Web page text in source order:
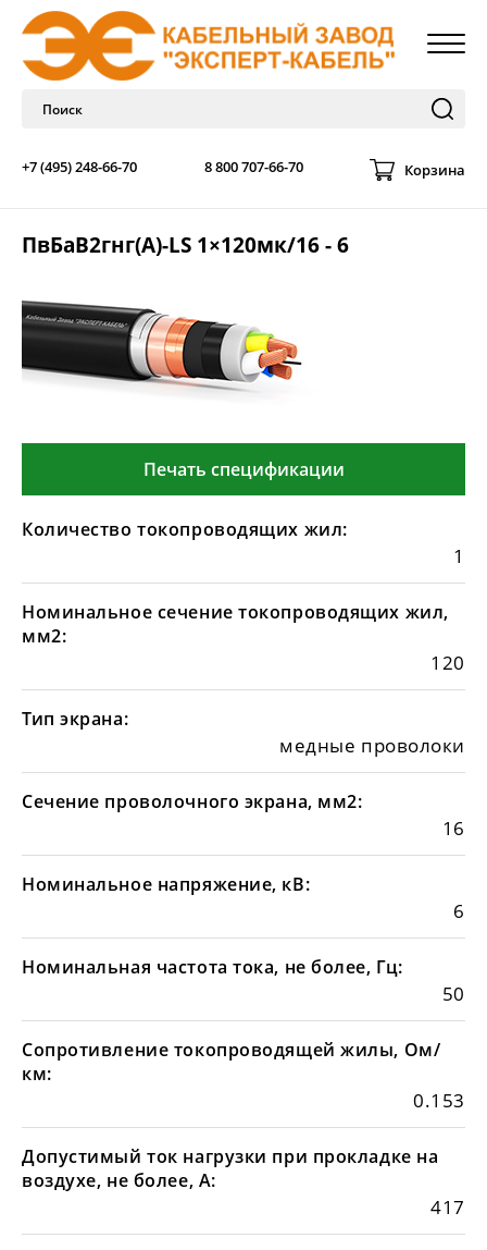
+7 (495) 248-66-70 8 800 707-66-70 Корзина
ПвБаВ2гнг(А)-LS 1×120мк/16 - 6
Печать спецификации
Количество токопроводящих жил:
1
Номинальное сечение токопроводящих жил,
мм2:
120
Тип экрана:
медные проволоки
Сечение проволочного экрана, мм2:
16
Номинальное напряжение, кВ:
6
Номинальная частота тока, не более, Гц:
50
Сопротивление токопроводящей жилы, Ом/
км:
0.153
Допустимый ток нагрузки при прокладке на
воздухе, не более, А:
417